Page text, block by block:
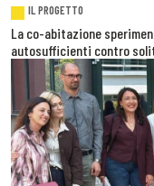
IL PROGETTO
La co-abitazione
autosufficienti contro